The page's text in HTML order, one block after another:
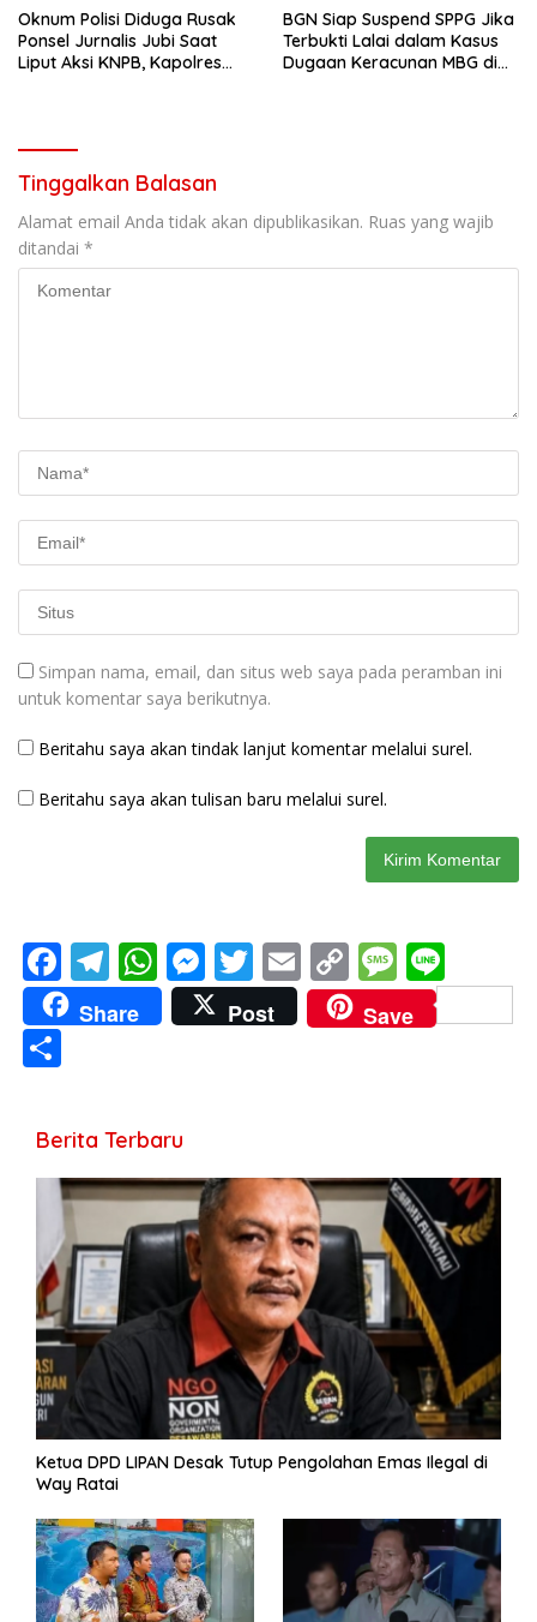
Oknum Polisi Diduga Rusak
Ponsel Jurnalis Jubi Saat
Liput Aksi KNPB, Kapolres
BGN Siap Suspend SPPG Jika
Terbukti Lalai dalam Kasus
Dugaan Keracunan MBG di
Tinggalkan Balasan
Alamat email Anda tidak akan dipublikasikan. Ruas yang wajib
ditandai *
Simpan nama, email, dan situs web saya pada peramban ini
untuk komentar saya berikutnya.
Beritahu saya akan tindak lanjut komentar melalui surel.
Beritahu saya akan tulisan baru melalui surel.
F
ac
e
o
k
T
el
e
m
W
h
at
p
p
M
e
ss
er
T
w
itt
E
m
ai
C
o
p
k
M
e
ss
n
e
Share Post Save
ar
e
Berita Terbaru
Ketua DPD LIPAN Desak Tutup Pengolahan Emas Ilegal di
Way Ratai